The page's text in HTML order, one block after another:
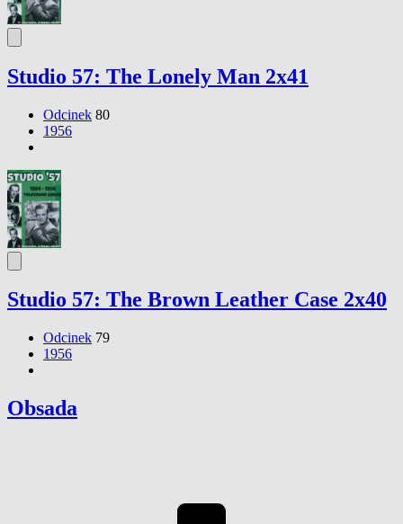
Studio 57: The Lonely Man 2x41
Odcinek 80
1956
Studio 57: The Brown Leather Case 2x40
Odcinek 79
1956
Obsada